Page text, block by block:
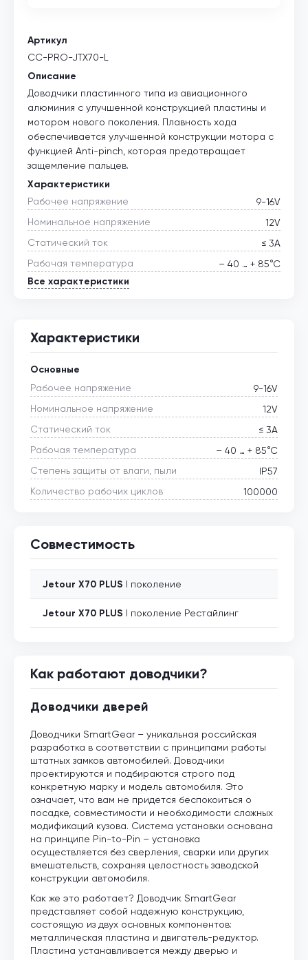
Артикул
CC-PRO-JTХ70-L
Описание
Доводчики пластинного типа из авиационного
алюминия с улучшенной конструкцией пластины и
мотором нового поколения. Плавность хода
обеспечивается улучшенной конструкции мотора с
функцией Anti-pinch, которая предотвращает
защемление пальцев.
Характеристики
Рабочее напряжение
9-16V
Номинальное напряжение
12V
Статический ток
≤ 3А
Рабочая температура
– 40 … + 85°С
Все характеристики
Характеристики
Основные
Рабочее напряжение
9-16V
Номинальное напряжение
12V
Статический ток
≤ 3А
Рабочая температура
– 40 … + 85°С
Степень защиты от влаги, пыли
IP57
Количество рабочих циклов
100000
Совместимость
Jetour X70 PLUS I поколение
Jetour X70 PLUS I поколение Рестайлинг
Как работают доводчики?
Доводчики дверей
Доводчики SmartGear – уникальная российская
разработка в соответствии с принципами работы
штатных замков автомобилей. Доводчики
проектируются и подбираются строго под
конкретную марку и модель автомобиля. Это
означает, что вам не придется беспокоиться о
посадке, совместимости и необходимости сложных
модификаций кузова. Система установки основана
на принципе Pin-to-Pin – установка
осуществляется без сверления, сварки или других
вмешательств, сохраняя целостность заводской
конструкции автомобиля.
Как же это работает? Доводчик SmartGear
представляет собой надежную конструкцию,
состоящую из двух основных компонентов:
металлическая пластина и двигатель-редуктор.
Пластина устанавливается между дверью и